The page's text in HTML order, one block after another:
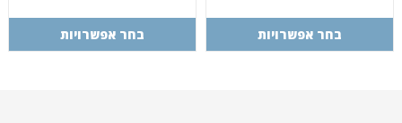
בחר אפשרויות בחר אפשרויות